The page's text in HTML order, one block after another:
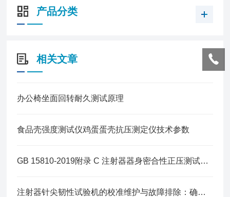
产品分类
相关文章
办公椅坐面回转耐久测试原理
食品壳强度测试仪鸡蛋蛋壳抗压测定仪技术参数
GB 15810-2019附录 C 注射器器身密合性正压测试仪测试原理
注射器针尖韧性试验机的校准维护与故障排除：确保测试准确性的关键措施